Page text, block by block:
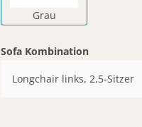
Grau
Sofa Kombination
Longchair links, 2,5-Sitzer